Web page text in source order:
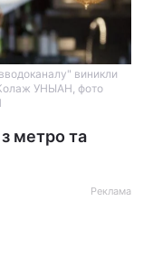
виникли
УНЫАН, фото
метро та
Реклама